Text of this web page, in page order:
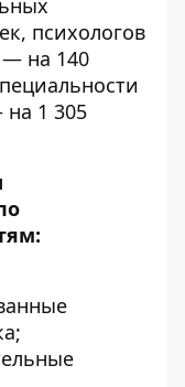
психологов
— на 140
на 1 305